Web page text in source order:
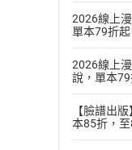
2026線上
單本79折
2026線上
說，單本
【臉譜出
本85折，